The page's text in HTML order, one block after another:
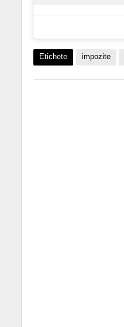
Etichete impozite